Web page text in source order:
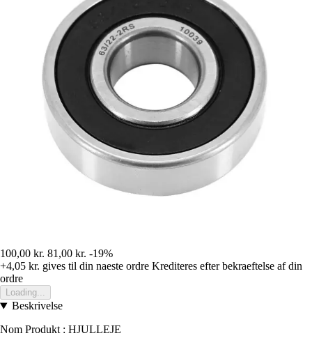
100,00 kr. 81,00 kr. -19%
+4,05 kr. gives til din naeste ordre Krediteres efter bekraeftelse af din
ordre
Loading...
Beskrivelse
Nom Produkt : HJULLEJE